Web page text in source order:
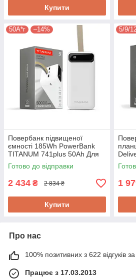
Купити
50A*г –14%
Повербанк підвищеної
ємності 185Wh PowerBank
TITANUM 741plus 50Ah Для
телефона/інтернет
обладнання Оригінал!
Готово до відправки
2 434 ₴ 2 834 ₴
Купити
5/9/
30Ah
1
Про нас
100% позитивних з 622 відгуків за
Працює з 17.03.2013